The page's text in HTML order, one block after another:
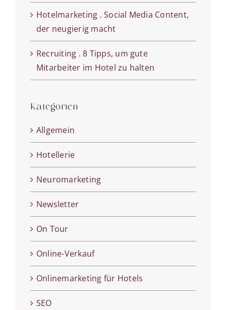
Hotelmarketing . Social Media Content,
der neugierig macht
Recruiting . 8 Tipps, um gute
Mitarbeiter im Hotel zu halten
Kategorien
Allgemein
Hotellerie
Neuromarketing
Newsletter
On Tour
Online-Verkauf
Onlinemarketing für Hotels
SEO